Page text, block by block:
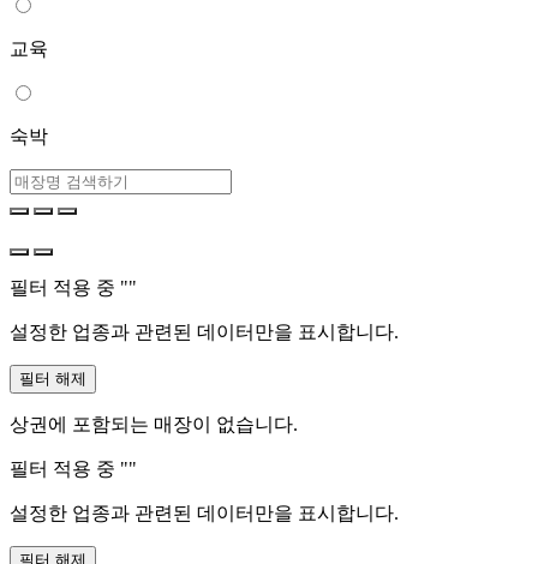
교육
숙박
필터 적용 중 ""
설정한 업종과 관련된 데이터만을 표시합니다.
필터 해제
상권에 포함되는 매장이 없습니다.
필터 적용 중 ""
설정한 업종과 관련된 데이터만을 표시합니다.
필터 해제